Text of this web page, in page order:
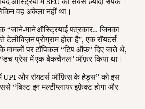
वह अकेला नहीं था।
“जाने-माने ऑस्ट्रियाई पत्रकार… जिनका
प्रोग्राम होता है”, एक रॉयटर्स
के मामलों पर टॉपिकल “टिप ऑफ़” दिए जाते थे,
“डच प्रेस में एक बैकचैनल” ऑफ़र किया था।
UPI और रॉयटर्स ऑफ़िस के हेड्स” को इस
“बिल्ट-इन मल्टीप्लायर इफ़ेक्ट होगा और